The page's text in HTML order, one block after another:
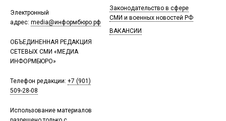
Электронный
адрес: media@информбюро.рф
ОБЪЕДИНЕННАЯ РЕДАКЦИЯ
СЕТЕВЫХ СМИ «МЕДИА
ИНФОРМБЮРО»
Телефон редакции: +7 (901)
509-28-08
Использование материалов
Законодательство в сфере
СМИ и военных новостей РФ
ВАКАНСИИ